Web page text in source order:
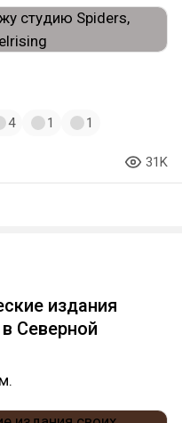
4 1 1
31K
издания
Северной